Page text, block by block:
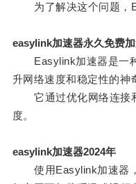
为了解决这个问题，
easylink加速器永久免费
Easylink加速器是一种
升网络速度和稳定性的神
它通过优化网络连接
度。
easylink加速器2024年
使用Easylink加速器，